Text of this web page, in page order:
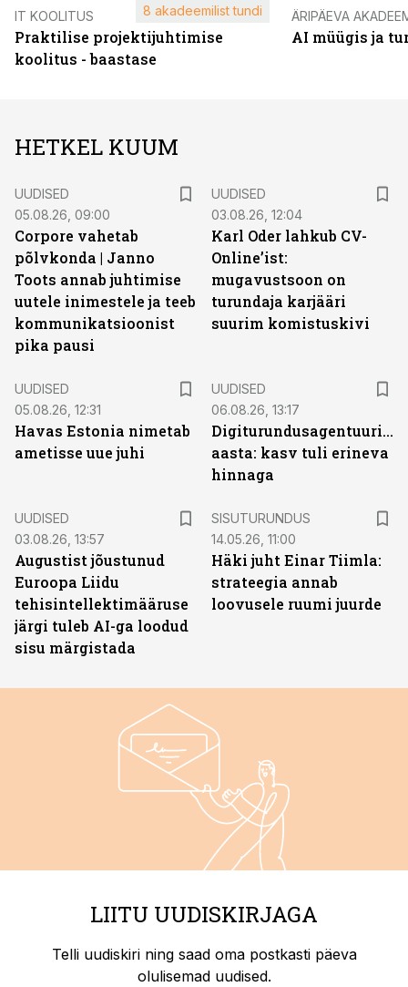
IT KOOLITUS
Praktilise projektijuhtimise
koolitus - baastase
8 akadeemilist tundi ÄRIPÄEVA
AI müügis ja
HETKEL KUUM
UUDISED
05.08.26, 09:00
Corpore vahetab
põlvkonda | Janno
Toots annab juhtimise
uutele inimestele ja teeb
kommunikatsioonist
pika pausi
UUDISED
03.08.26, 12:04
Karl Oder lahkub CV-
Online’ist:
mugavustsoon on
turundaja karjääri
suurim komistuskivi
UUDISED
05.08.26, 12:31
Havas Estonia nimetab
ametisse uue juhi
UUDISED
06.08.26, 13:17
Digiturundusagentuuride
aasta: kasv tuli erineva
hinnaga
UUDISED
03.08.26, 13:57
Augustist jõustunud
Euroopa Liidu
tehisintellektimääruse
järgi tuleb AI-ga loodud
sisu märgistada
SISUTURUNDUS
14.05.26, 11:00
Häki juht Einar Tiimla:
strateegia annab
loovusele ruumi juurde
LIITU UUDISKIRJAGA
Telli uudiskiri ning saad oma postkasti päeva
olulisemad uudised.